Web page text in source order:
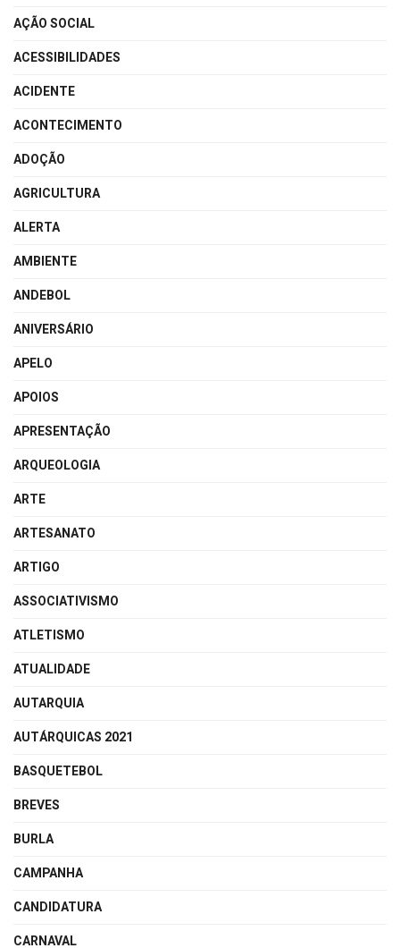
AÇÃO SOCIAL
ACESSIBILIDADES
ACIDENTE
ACONTECIMENTO
ADOÇÃO
AGRICULTURA
ALERTA
AMBIENTE
ANDEBOL
ANIVERSÁRIO
APELO
APOIOS
APRESENTAÇÃO
ARQUEOLOGIA
ARTE
ARTESANATO
ARTIGO
ASSOCIATIVISMO
ATLETISMO
ATUALIDADE
AUTARQUIA
AUTÁRQUICAS 2021
BASQUETEBOL
BREVES
BURLA
CAMPANHA
CANDIDATURA
CARNAVAL